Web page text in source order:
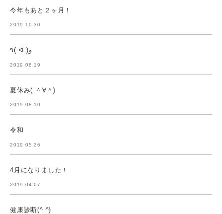
今年もあと２ヶ月！
2019.10.30
٩( ᐛ )و
2019.08.19
夏休み( ＾∀＾)
2019.08.10
令和
2019.05.26
4月になりました！
2019.04.07
健康診断(^ ^)